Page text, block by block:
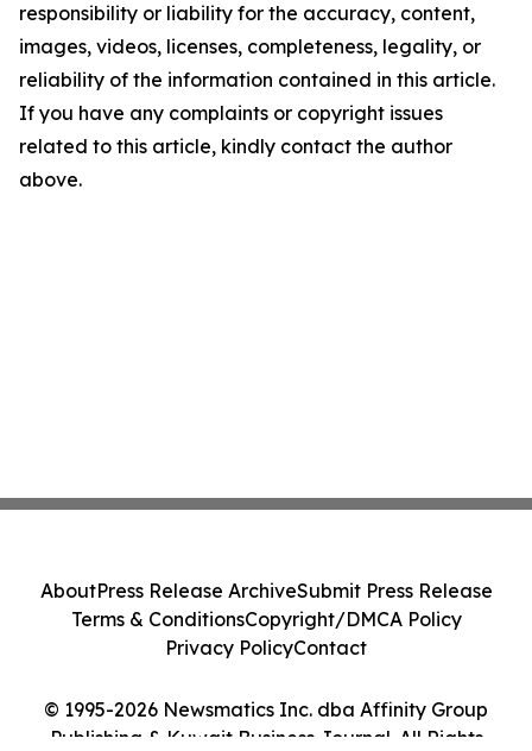
responsibility or liability for the accuracy, content,
images, videos, licenses, completeness, legality, or
reliability of the information contained in this article.
If you have any complaints or copyright issues
related to this article, kindly contact the author
above.
© 1995-2026 Newsmatics Inc. dba Affinity Group
Publishing & Kuwait Business Journal. All Rights
AboutPress Release ArchiveSubmit Press Release
Terms & ConditionsCopyright/DMCA Policy
Privacy PolicyContact